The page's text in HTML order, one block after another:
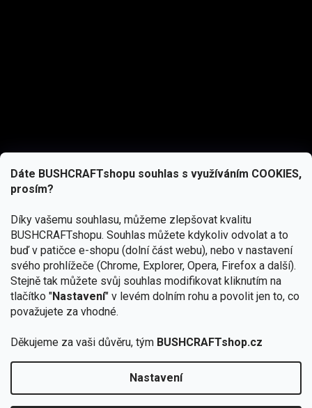
Dáte BUSHCRAFTshopu souhlas s využíváním COOKIES,
prosím?
Díky vašemu souhlasu, můžeme zlepšovat kvalitu
BUSHCRAFTshopu. Souhlas můžete kdykoliv odvolat a to
buď v patičce e-shopu (dolní část webu), nebo v nastavení
svého prohlížeče (Chrome, Explorer, Opera, Firefox a další).
Stejně tak můžete svůj souhlas modifikovat kliknutím na
tlačítko "Nastavení" v levém dolním rohu a povolit jen to, co
považujete za vhodné.
Děkujeme za vaši důvěru, tým BUSHCRAFTshop.cz
Nastavení
podmínkami ochrany osobních údajů
Copyright 2026BUSHCRAFTshop.cz. Všechna práva